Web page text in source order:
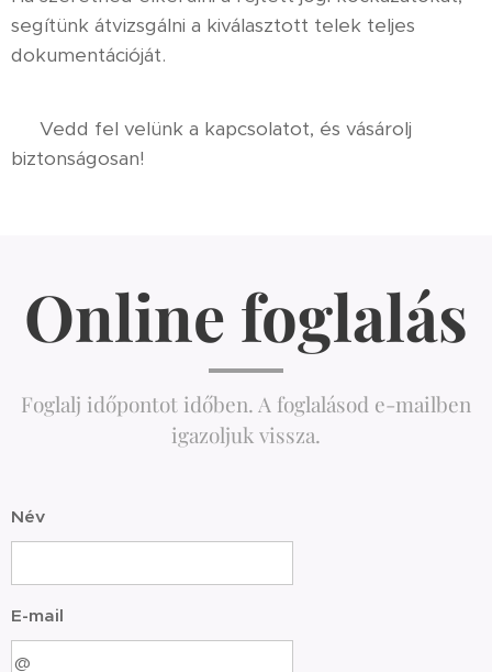
segítünk átvizsgálni a kiválasztott telek teljes
dokumentációját.
👉 Vedd fel velünk a kapcsolatot, és vásárolj
biztonságosan!
Online foglalás
Foglalj időpontot időben. A foglalásod e-mailben
igazoljuk vissza.
Név
E-mail